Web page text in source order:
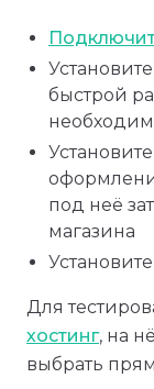
Установите
быстрой
Установите
под неё
магазина
Для
хостинг, на
выбрать